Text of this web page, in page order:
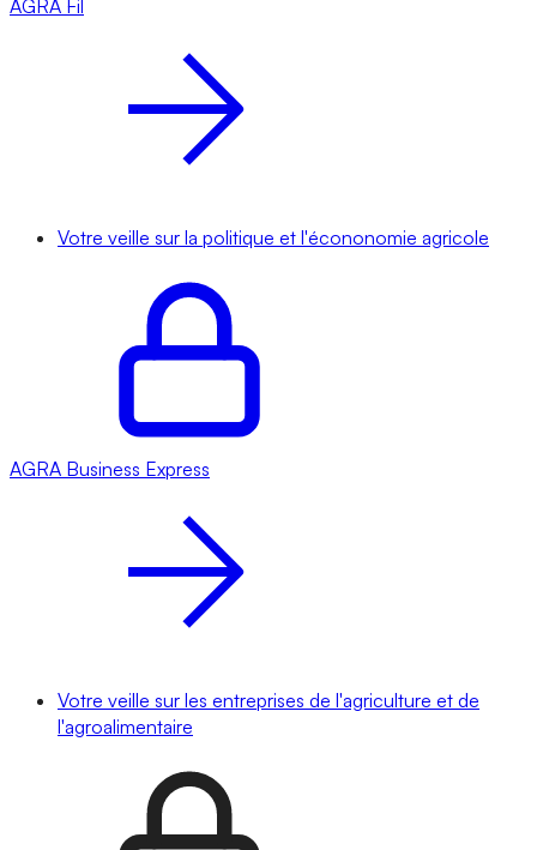
AGRA Fil
Votre veille sur la politique et l'écononomie agricole
AGRA Business Express
Votre veille sur les entreprises de l'agriculture et de
l'agroalimentaire